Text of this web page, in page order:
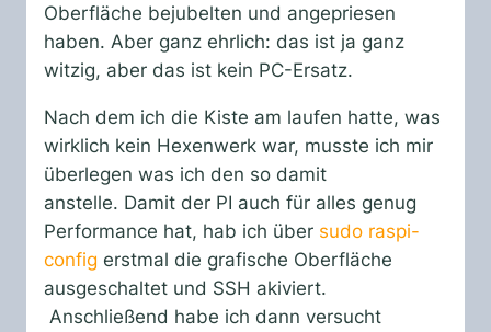
Oberfläche bejubelten und angepriesen
haben. Aber ganz ehrlich: das ist ja ganz
witzig, aber das ist kein PC-Ersatz.
Nach dem ich die Kiste am laufen hatte, was
wirklich kein Hexenwerk war, musste ich mir
überlegen was ich den so damit
anstelle. Damit der PI auch für alles genug
Performance hat, hab ich über sudo raspi-
config erstmal die grafische Oberfläche
ausgeschaltet und SSH akiviert.
Anschließend habe ich dann versucht